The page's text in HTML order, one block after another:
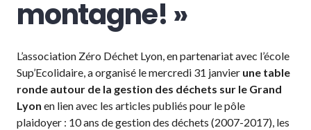
montagne! »
L’association Zéro Déchet Lyon, en partenariat avec l’école
Sup’Ecolidaire, a organisé le mercredi 31 janvier une table
ronde autour de la gestion des déchets sur le Grand
Lyon en lien avec les articles publiés pour le pôle
plaidoyer : 10 ans de gestion des déchets (2007-2017), les